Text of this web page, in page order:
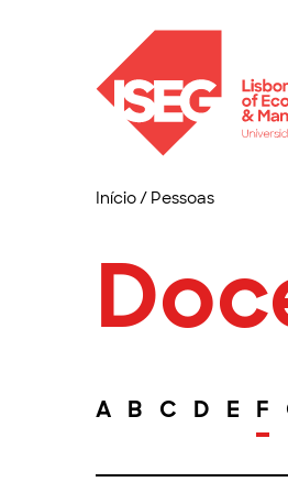
Início/ Pessoas
A B C D E F